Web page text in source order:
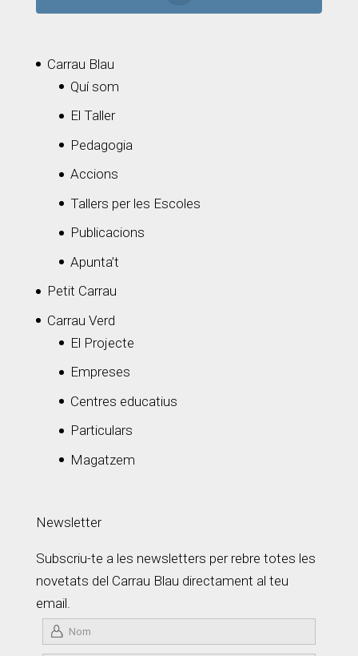
Carrau Blau
Quí som
El Taller
Pedagogia
Accions
Tallers per les Escoles
Publicacions
Apunta’t
Petit Carrau
Carrau Verd
El Projecte
Empreses
Centres educatius
Particulars
Magatzem
Newsletter
Subscriu-te a les newsletters per rebre totes les
novetats del Carrau Blau directament al teu
email.